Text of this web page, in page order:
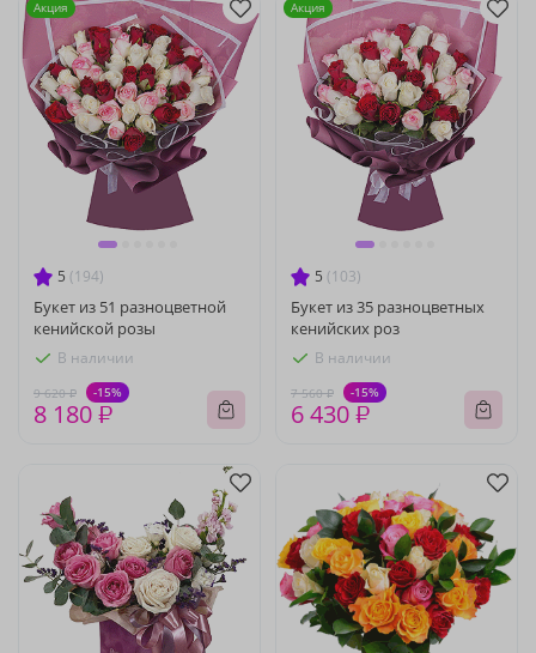
5 (194)
Букет из 51 разноцветной
кенийской розы
В наличии
9 620 ₽ -15%
8 180 ₽
Акция
5 (103)
Букет из 35 разноцветных
кенийских роз
В наличии
7 560 ₽ -15%
6 430 ₽
Акция